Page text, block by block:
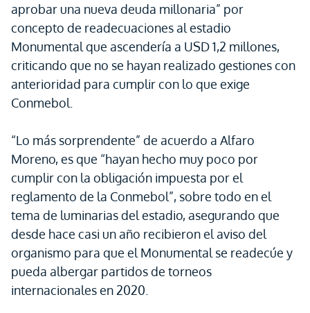
aprobar una nueva deuda millonaria” por
concepto de readecuaciones al estadio
Monumental que ascendería a USD 1,2 millones,
criticando que no se hayan realizado gestiones con
anterioridad para cumplir con lo que exige
Conmebol.
“Lo más sorprendente” de acuerdo a Alfaro
Moreno, es que “hayan hecho muy poco por
cumplir con la obligación impuesta por el
reglamento de la Conmebol”, sobre todo en el
tema de luminarias del estadio, asegurando que
desde hace casi un año recibieron el aviso del
organismo para que el Monumental se readecúe y
pueda albergar partidos de torneos
internacionales en 2020.